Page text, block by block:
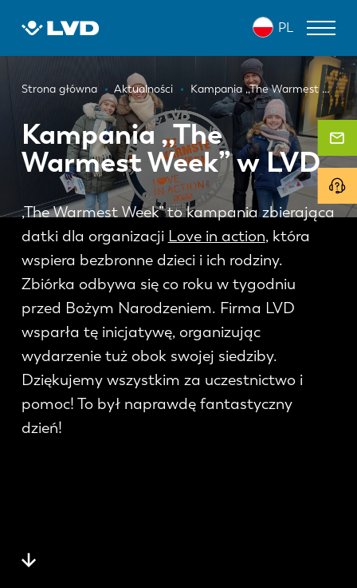
PL
Ścieżka
nawigacyjna
Strona główna Aktualności Kampania ,,The Warmest Week” w LVD
Kampania ,,The
Warmest Week” w LVD
,The Warmest Week” to kampania zbierająca
datki dla organizacji Love in action, która
wspiera bezbronne dzieci i ich rodziny.
Zbiórka odbywa się co roku w tygodniu
przed Bożym Narodzeniem. Firma LVD
wsparła tę inicjatywę, organizując
wydarzenie tuż obok swojej siedziby.
Dziękujemy wszystkim za uczestnictwo i
pomoc! To był naprawdę fantastyczny
dzień!
WYCINARKI LASEROWE
PRASY KRAWĘDZIOWE
ZAGINARKI DO PANELI
WYKRAWARKI
NOŻYCE GILOTYNOWE
OPROGRAMOWANIE
OBSŁUGA KLIENTA
O firmie LVD
Aktualności
Odkryj LVD
Realizacje
Wydarzenia